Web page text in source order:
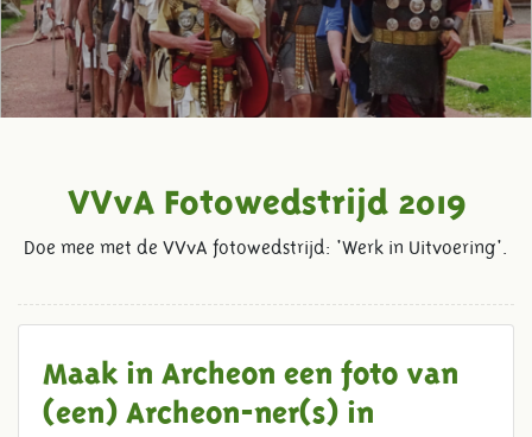
VVvA Fotowedstrijd 2019
Doe mee met de VVvA fotowedstrijd: 'Werk in Uitvoering'.
Maak in Archeon een foto van
(een) Archeon-ner(s) in